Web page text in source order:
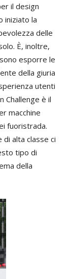
il design
iniziato la
delle
È, inoltre,
esporre le
della giuria
utenti
Challenge è il
macchine
fuoristrada.
alta classe ci
tipo di
della